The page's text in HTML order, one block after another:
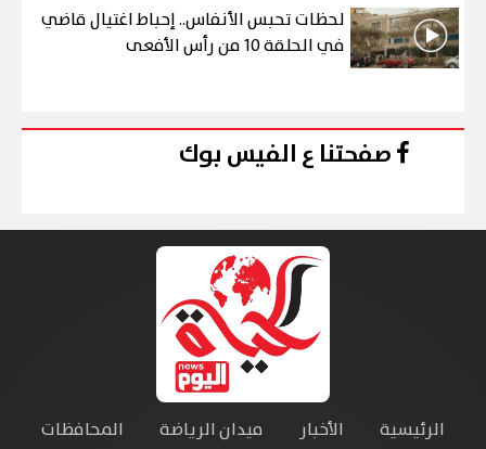
لحظات تحبس الأنفاس.. إحباط اغتيال قاضي
في الحلقة 10 من رأس الأفعى
صفحتنا ع الفيس بوك
الرئيسية الأخبار ميدان الرياضة
المحافظات